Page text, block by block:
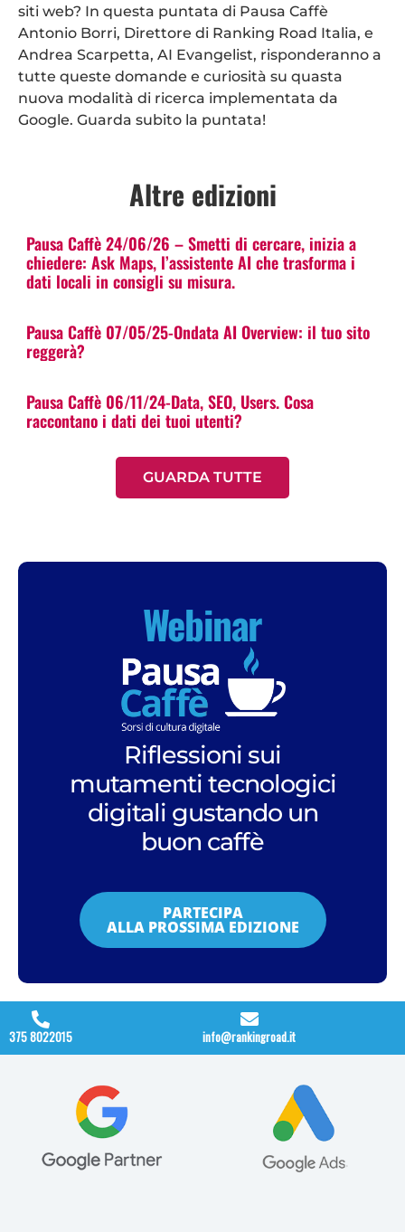
siti web? In questa puntata di Pausa Caffè
Antonio Borri, Direttore di Ranking Road Italia, e
Andrea Scarpetta, AI Evangelist, risponderanno a
tutte queste domande e curiosità su quasta
nuova modalità di ricerca implementata da
Google. Guarda subito la puntata!
Altre edizioni
Pausa Caffè 24/06/26 – Smetti di cercare, inizia a
chiedere: Ask Maps, l’assistente AI che trasforma i
dati locali in consigli su misura.
Pausa Caffè 07/05/25-Ondata AI Overview: il tuo sito
reggerà?
Pausa Caffè 06/11/24-Data, SEO, Users. Cosa
raccontano i dati dei tuoi utenti?
GUARDA TUTTE
Webinar
Riflessioni sui
mutamenti tecnologici
digitali gustando un
buon caffè
PARTECIPA
ALLA PROSSIMA EDIZIONE
375 8022015 info@rankingroad.it